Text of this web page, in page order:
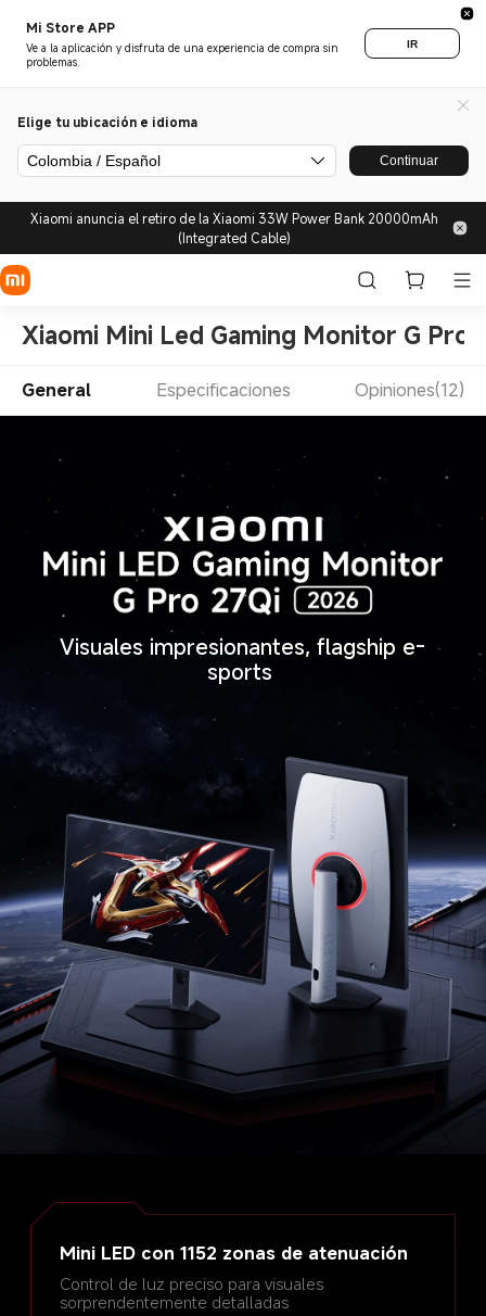
Mi Store APP
Ve a la aplicación y disfruta de una experiencia de compra sin
problemas.
IR
Elige tu ubicación e idioma
Colombia / Español Continuar
Xiaomi anuncia el retiro de la Xiaomi 33W Power Bank 20000mAh
(Integrated Cable)
Xiaomi Mini Led Gaming Monitor G Pro
General Especificaciones Opiniones(12)
Visuales impresionantes, flagship e-
sports
Mini LED con 1152 zonas de atenuación
Control de luz preciso para visuales
sorprendentemente detalladas